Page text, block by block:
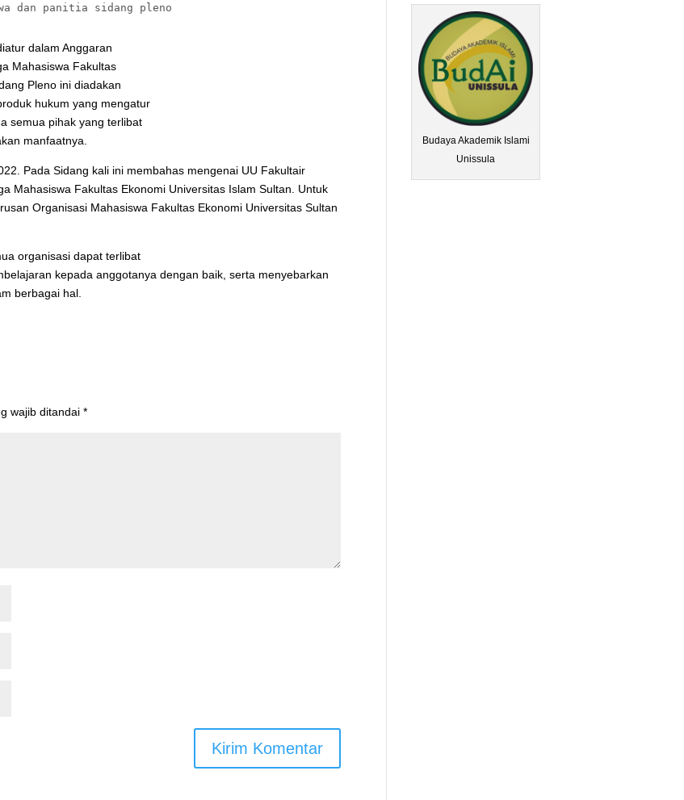
dan panitia sidang pleno
dalam Anggaran
Mahasiswa Fakultas
Pleno ini diadakan
hukum yang mengatur
semua pihak yang terlibat
manfaatnya.
Pada Sidang kali ini membahas mengenai UU Fakultair
Mahasiswa Fakultas Ekonomi Universitas Islam Sultan. Untuk
Organisasi Mahasiswa Fakultas Ekonomi Universitas Sultan
organisasi dapat terlibat
kepada anggotanya dengan baik, serta menyebarkan
berbagai hal.
wajib ditandai *
Budaya Akademik Islami
Unissula